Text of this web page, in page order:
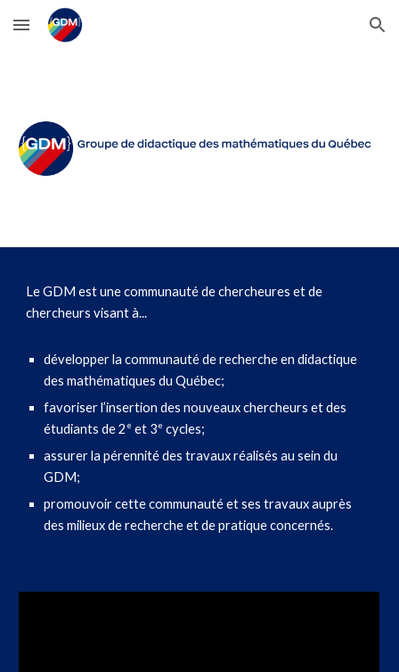
Skip to main content Skip to navigation
Le GDM est une communauté de chercheures et de
chercheurs visant à...
développer la communauté de recherche en didactique
des mathématiques du Québec;
favoriser l’insertion des nouveaux chercheurs et des
étudiants de 2 e et 3e cycles;
assurer la pérennité des travaux réalisés au sein du
GDM;
promouvoir cette communauté et ses travaux auprès
des milieux de recherche et de pratique concernés.